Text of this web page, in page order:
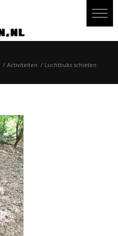
/ Activiteiten / Luchtbuks schieten